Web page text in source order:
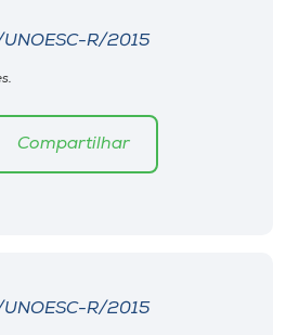
R/2015
Compartilhar
R/2015